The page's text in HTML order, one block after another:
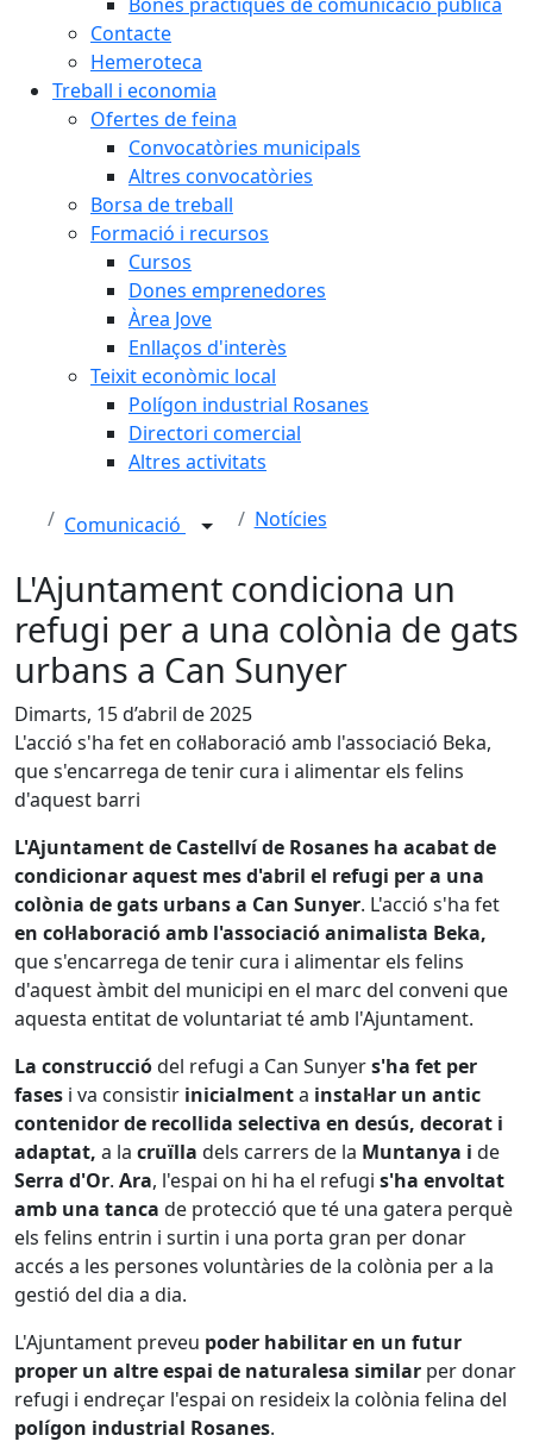
Contacte
Hemeroteca
Treball i economia
Ofertes de feina
Convocatòries municipals
Altres convocatòries
Borsa de treball
Formació i recursos
Cursos
Dones emprenedores
Àrea Jove
Enllaços d'interès
Teixit econòmic local
Polígon industrial Rosanes
Directori comercial
Altres activitats
Comunicació Notícies
L'Ajuntament condiciona un
refugi per a una colònia de gats
urbans a Can Sunyer
Dimarts, 15 d’abril de 2025
L'acció s'ha fet en col·laboració amb l'associació Beka,
que s'encarrega de tenir cura i alimentar els felins
d'aquest barri
L'Ajuntament de Castellví de Rosanes ha acabat de
condicionar aquest mes d'abril el refugi per a una
colònia de gats urbans a Can Sunyer. L'acció s'ha fet
en col·laboració amb l'associació animalista Beka,
que s'encarrega de tenir cura i alimentar els felins
d'aquest àmbit del municipi en el marc del conveni que
aquesta entitat de voluntariat té amb l'Ajuntament.
La construcciódel refugi a Can Sunyers'ha fet per
fases i va consistir inicialmenta instal·lar un antic
contenidor de recollida selectiva en desús, decorat i
adaptat, a la cruïlla dels carrers de la Muntanya i de
Serra d'Or. Ara, l'espai on hi ha el refugi s'ha envoltat
amb una tanca de protecció que té una gatera perquè
els felins entrin i surtin i una porta gran per donar
accés a les persones voluntàries de la colònia per a la
gestió del dia a dia.
L'Ajuntament preveu poder habilitar en un futur
proper un altre espai de naturalesa similar per donar
refugi i endreçar l'espai on resideix la colònia felina del
polígon industrial Rosanes.